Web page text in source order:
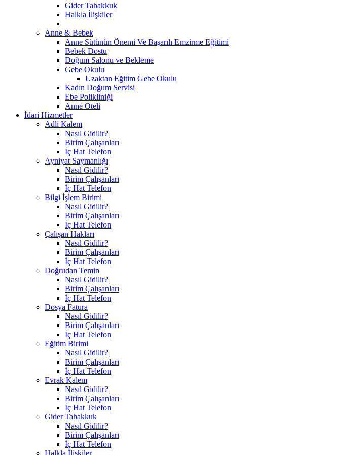
Gider Tahakkuk
Halkla İlişkiler
Anne & Bebek
Anne Sütünün Önemi Ve Başarılı Emzirme Eğitimi
Bebek Dostu
Doğum Salonu ve Bekleme
Gebe Okulu
Uzaktan Eğitim Gebe Okulu
Kadın Doğum Servisi
Ebe Polikliniği
Anne Oteli
İdari Hizmetler
Adli Kalem
Nasıl Gidilir?
Birim Çalışanları
İç Hat Telefon
Ayniyat Saymanlığı
Nasıl Gidilir?
Birim Çalışanları
İç Hat Telefon
Bilgi İşlem Birimi
Nasıl Gidilir?
Birim Çalışanları
İç Hat Telefon
Çalışan Hakları
Nasıl Gidilir?
Birim Çalışanları
İç Hat Telefon
Doğrudan Temin
Nasıl Gidilir?
Birim Çalışanları
İç Hat Telefon
Dosya Fatura
Nasıl Gidilir?
Birim Çalışanları
İç Hat Telefon
Eğitim Birimi
Nasıl Gidilir?
Birim Çalışanları
İç Hat Telefon
Evrak Kalem
Nasıl Gidilir?
Birim Çalışanları
İç Hat Telefon
Gider Tahakkuk
Nasıl Gidilir?
Birim Çalışanları
İç Hat Telefon
Halkla İlişkiler